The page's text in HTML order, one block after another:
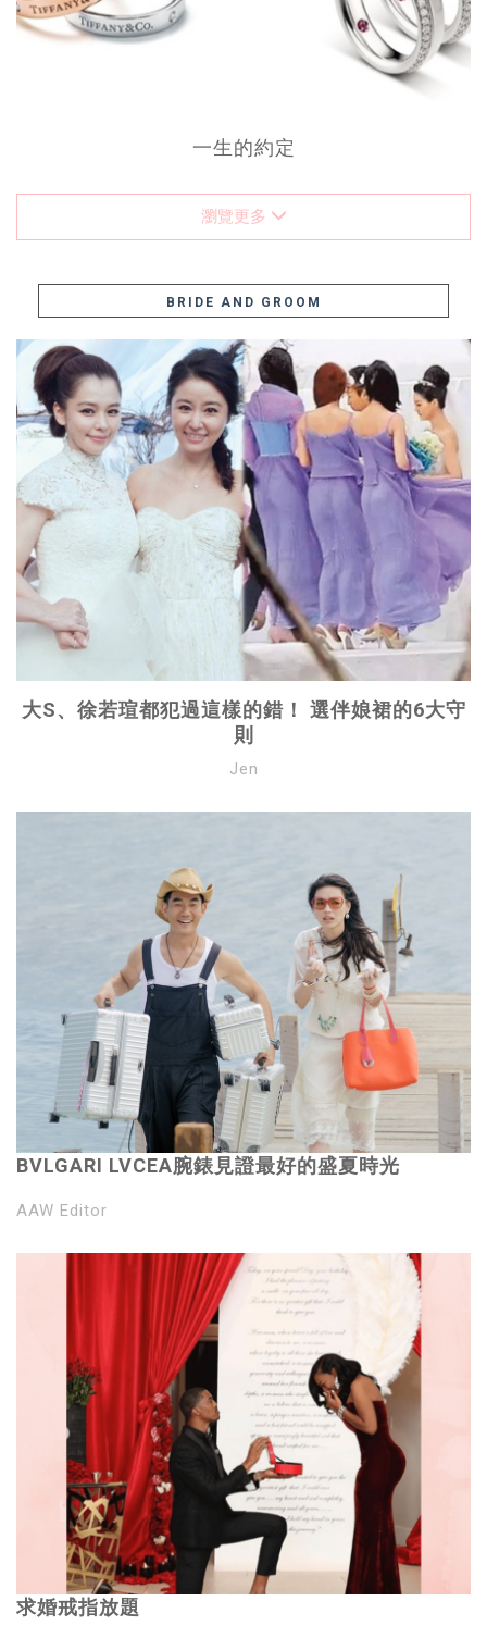
一生的約定
瀏覽更多
BRIDE AND GROOM
大S、徐若瑄都犯過這樣的錯！ 選伴娘裙的6大守
則
Jen
BVLGARI LVCEA腕錶見證最好的盛夏時光
AAW Editor
求婚戒指放題